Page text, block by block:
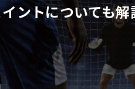
ントについても解